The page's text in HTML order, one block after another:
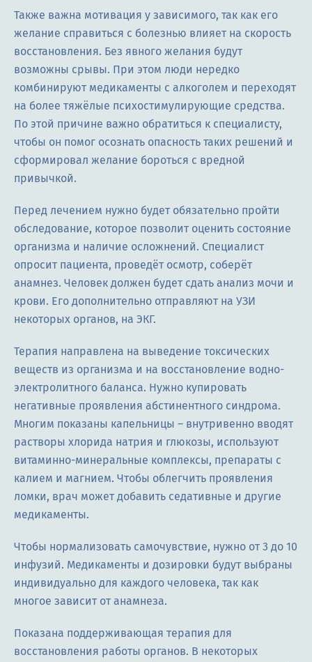
Также важна мотивация у зависимого, так как его
желание справиться с болезнью влияет на скорость
восстановления. Без явного желания будут
возможны срывы. При этом люди нередко
комбинируют медикаменты с алкоголем и переходят
на более тяжёлые психостимулирующие средства.
По этой причине важно обратиться к специалисту,
чтобы он помог осознать опасность таких решений и
сформировал желание бороться с вредной
привычкой.
Перед лечением нужно будет обязательно пройти
обследование, которое позволит оценить состояние
организма и наличие осложнений. Специалист
опросит пациента, проведёт осмотр, соберёт
анамнез. Человек должен будет сдать анализ мочи и
крови. Его дополнительно отправляют на УЗИ
некоторых органов, на ЭКГ.
Терапия направлена на выведение токсических
веществ из организма и на восстановление водно-
электролитного баланса. Нужно купировать
негативные проявления абстинентного синдрома.
Многим показаны капельницы – внутривенно вводят
растворы хлорида натрия и глюкозы, используют
витаминно-минеральные комплексы, препараты с
калием и магнием. Чтобы облегчить проявления
ломки, врач может добавить седативные и другие
медикаменты.
Чтобы нормализовать самочувствие, нужно от 3 до 10
инфузий. Медикаменты и дозировки будут выбраны
индивидуально для каждого человека, так как
многое зависит от анамнеза.
Показана поддерживающая терапия для
восстановления работы органов. В некоторых